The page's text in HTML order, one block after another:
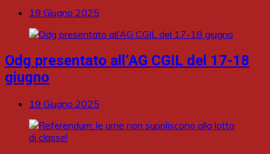
19 Giugno 2025
Odg presentato all’AG CGIL del 17-18
giugno
19 Giugno 2025